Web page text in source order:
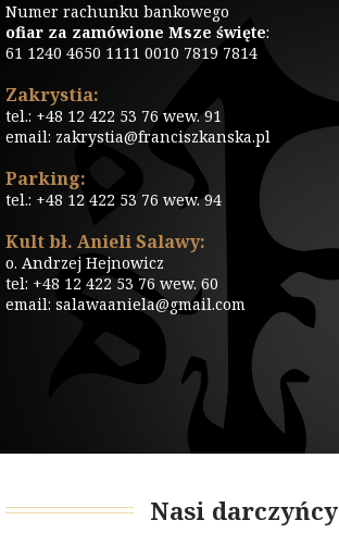
Numer rachunku bankowego
ofiar za zamówione Msze święte:
61 1240 4650 1111 0010 7819 7814
Zakrystia:
tel.: +48 12 422 53 76 wew. 91
email: zakrystia@franciszkanska.pl
Parking:
tel.: +48 12 422 53 76 wew. 94
Kult bł. Anieli Salawy:
o. Andrzej Hejnowicz
tel: +48 12 422 53 76 wew. 60
email: salawaaniela@gmail.com
Nasi darczyńcy